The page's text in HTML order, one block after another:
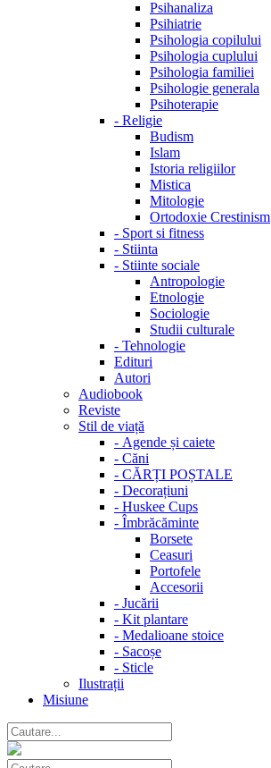
Psihanaliza
Psihiatrie
Psihologia copilului
Psihologia cuplului
Psihologia familiei
Psihologie generala
Psihoterapie
- Religie
Budism
Islam
Istoria religiilor
Mistica
Mitologie
Ortodoxie Crestinism
- Sport si fitness
- Stiinta
- Stiinte sociale
Antropologie
Etnologie
Sociologie
Studii culturale
- Tehnologie
Edituri
Autori
Audiobook
Reviste
Stil de viață
- Agende și caiete
- Căni
- CĂRȚI POȘTALE
- Decorațiuni
- Huskee Cups
- Îmbrăcăminte
Borsete
Ceasuri
Portofele
Accesorii
- Jucării
- Kit plantare
- Medalioane stoice
- Sacoșe
- Sticle
Ilustrații
Misiune